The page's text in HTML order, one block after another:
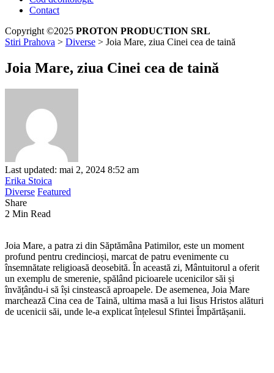
Contact
Copyright ©2025 PROTON PRODUCTION SRL
Stiri Prahova > Diverse > Joia Mare, ziua Cinei cea de taină
Joia Mare, ziua Cinei cea de taină
Last updated: mai 2, 2024 8:52 am
Erika Stoica
Diverse Featured
Share
2 Min Read
Joia Mare, a patra zi din Săptămâna Patimilor, este un moment
profund pentru credincioși, marcat de patru evenimente cu
însemnătate religioasă deosebită. În această zi, Mântuitorul a oferit
un exemplu de smerenie, spălând picioarele ucenicilor săi și
învățându-i să își cinstească aproapele. De asemenea, Joia Mare
marchează Cina cea de Taină, ultima masă a lui Iisus Hristos alături
de ucenicii săi, unde le-a explicat înțelesul Sfintei Împărtășanii.